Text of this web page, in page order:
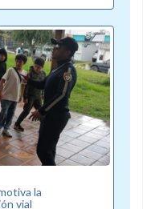
la
vial